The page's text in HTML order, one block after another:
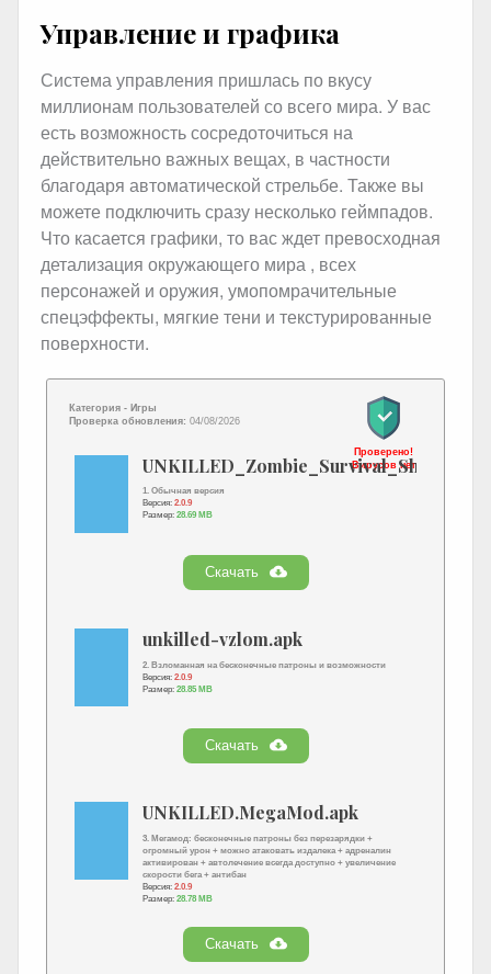
Управление и графика
Система управления пришлась по вкусу
миллионам пользователей со всего мира. У вас
есть возможность сосредоточиться на
действительно важных вещах, в частности
благодаря автоматической стрельбе. Также вы
можете подключить сразу несколько геймпадов.
Что касается графики, то вас ждет превосходная
детализация окружающего мира , всех
персонажей и оружия, умопомрачительные
спецэффекты, мягкие тени и текстурированные
поверхности.
Категория - Игры
Проверка обновления: 04/08/2026
Проверено!
Вирусов нет
1. Обычная версия
Версия: 2.0.9
Размер: 28.69 MB
Скачать
unkilled-vzlom.apk
2. Взломанная на бесконечные патроны и возможности
Версия: 2.0.9
Размер: 28.85 MB
Скачать
UNKILLED.MegaMod.apk
3. Мегамод: бесконечные патроны без перезарядки +
огромный урон + можно атаковать издалека + адреналин
активирован + автолечение всегда доступно + увеличение
скорости бега + антибан
Версия: 2.0.9
Размер: 28.78 MB
Скачать